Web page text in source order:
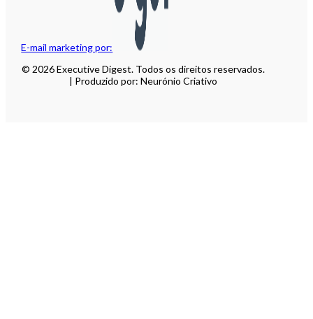
E-mail marketing por:
© 2026 Executive Digest. Todos os direitos reservados.
| Produzido por: Neurónio Criativo